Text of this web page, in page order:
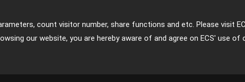
count visitor number, share functions and etc. Please visit
our website, you are hereby aware of and agree on ECS' use of